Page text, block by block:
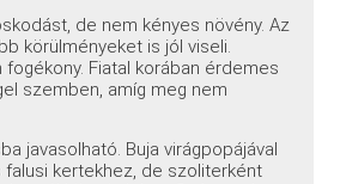
de nem kényes növény. Az
körülményeket is jól viseli.
Fiatal korában érdemes
szemben, amíg meg nem
javasolható. Buja virágpopájával
falusi kertekhez, de szoliterként